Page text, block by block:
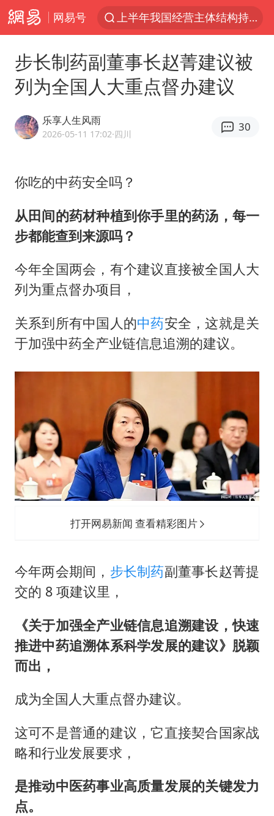
网易号
上半年我国经营主体结构持续优化
《披荆斩棘2026》阵容官宣
白海豚北上或致京津冀暴雨
香港刷新1884年以来最高气温纪录
《龙餐馆》 冲奖
世界第1特鲁姆普斯诺克中国赛一轮游
以军士兵把枪口对准中国记者
曹颖儿子首次演长剧
奋力开创中国式现代化建设新局面
步长制药副董事长赵菁建议被
列为全国人大重点督办建议
乐享人生风雨
2026-05-11 17:02·四川
30
你吃的中药安全吗？
从田间的药材种植到你手里的药汤，每一
步都能查到来源吗？
今年全国两会，有个建议直接被全国人大
列为重点督办项目，
关系到所有中国人的中药安全，这就是关
于加强中药全产业链信息追溯的建议。
打开网易新闻 查看精彩图片
今年两会期间， 步长制药副董事长赵菁提
交的 8 项建议里，
《关于加强全产业链信息追溯建设，快速
推进中药追溯体系科学发展的建议》脱颖
而出，
成为全国人大重点督办建议。
这可不是普通的建议，它直接契合国家战
略和行业发展要求，
是推动中医药事业高质量发展的关键发力
点。